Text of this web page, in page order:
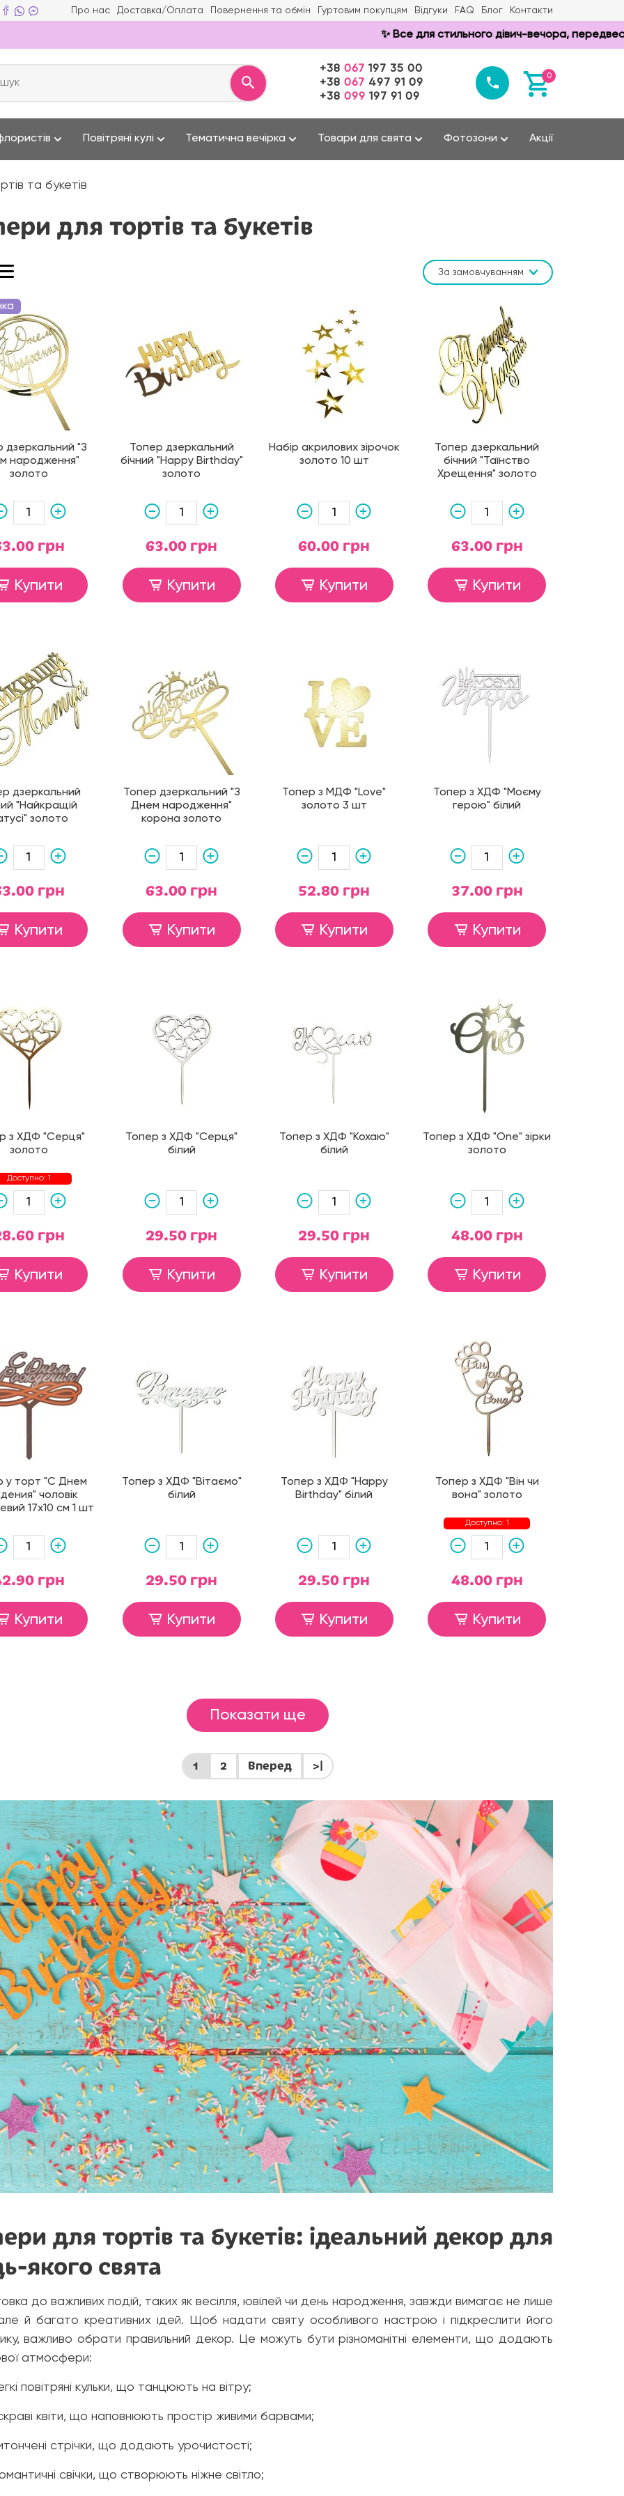
Про нас Доставка/Оплата Повернення та обмін Гуртовим покупцям Відгуки FAQ Блог Контакти
✨ Все для стильного дівич-вечора,
+38 067 197 35 00
+38 067 497 91 09
+38 099 197 91 09
0
Повітряні кулі Тематична вечірка Товари для свята Фотозони Акції
та букетів
для тортів та букетів
За замовчуванням
дзеркальний "З
народження"
золото
грн
Купити
Топер дзеркальний
бічний "Happy Birthday"
золото
63.00 грн
Купити
Набір акрилових зірочок
золото 10 шт
60.00 грн
Купити
Топер дзеркальний
бічний "Таїнство
Хрещення" золото
63.00 грн
Купити
дзеркальний
"Найкращій
золото
грн
Купити
Топер дзеркальний "З
Днем народження"
корона золото
63.00 грн
Купити
Топер з МДФ "Love"
золото 3 шт
52.80 грн
Купити
Топер з ХДФ "Моєму
герою" білий
37.00 грн
Купити
з ХДФ "Серця"
золото
Доступно: 1
грн
Купити
Топер з ХДФ "Серця"
білий
29.50 грн
Купити
Топер з ХДФ "Кохаю"
білий
29.50 грн
Купити
Топер з ХДФ "One" зірки
золото
48.00 грн
Купити
у торт "С Днем
чоловік
17х10 см 1 шт
грн
Купити
Топер з ХДФ "Вітаємо"
білий
29.50 грн
Купити
Топер з ХДФ "Happy
Birthday" білий
29.50 грн
Купити
Топер з ХДФ "Він чи
вона" золото
Доступно: 1
48.00 грн
Купити
Показати ще
1 2 Вперед >|
для тортів та букетів: ідеальний декор для
якого свята
до важливих подій, таких як весілля, ювілей чи день народження, завжди вимагає не лише
й багато креативних ідей. Щоб надати святу особливого настрою і підкреслити його
важливо обрати правильний декор. Це можуть бути різноманітні елементи, що додають
атмосфери:
повітряні кульки, що танцюють на вітру;
квіти, що наповнюють простір живими барвами;
стрічки, що додають урочистості;
свічки, що створюють ніжне світло;